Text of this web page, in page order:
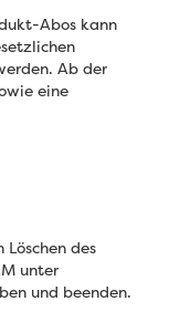
Abos kann
Ab der
eine
Löschen des
unter
und beenden.